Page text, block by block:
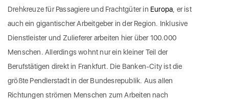
Drehkreuze für Passagiere und Frachtgüter in Europa , er ist
auch ein gigantischer Arbeitgeber in der Region. Inklusive
Dienstleister und Zulieferer arbeiten hier über 100.000
Menschen. Allerdings wohnt nur ein kleiner Teil der
Berufstätigen direkt in Frankfurt. Die Banken-City ist die
größte Pendlerstadt in der Bundesrepublik. Aus allen
Richtungen strömen Menschen zum Arbeiten nach